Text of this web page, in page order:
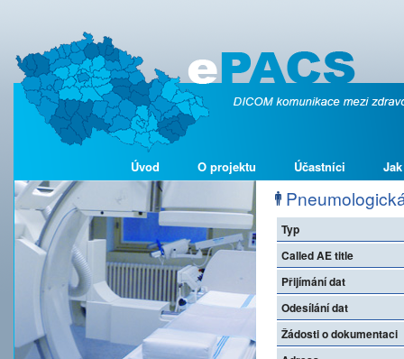
Úvod O projektu Účastníci
Typ
Called AE title
Přijímání dat
Odesílání dat
Žádosti o dokumentaci